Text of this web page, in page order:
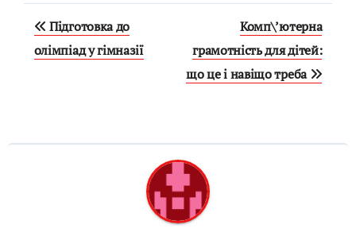
Навигация
по
Підготовка до
олімпіад у гімназії
Комп\’ютерна
грамотність для дітей:
що це і навіщо треба